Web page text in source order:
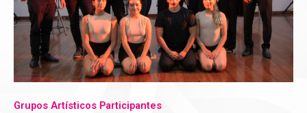
Grupos Artísticos Participantes